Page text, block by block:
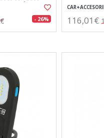
de 180º y
- 26% 116,01€